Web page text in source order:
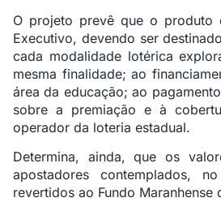
O projeto prevê que o produto
Executivo, devendo ser
cada modalidade lotérica
mesma finalidade; ao
área da educação; ao
sobre a premiação e à
operador da loteria estadual.
Determina, ainda, que os
apostadores contemplados,
revertidos ao Fundo Maranhense